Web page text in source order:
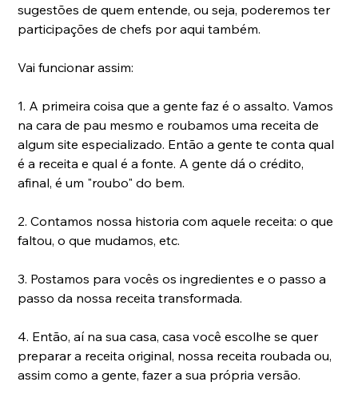
sugestões de quem entende, ou seja, poderemos ter
participações de chefs por aqui também.
Vai funcionar assim:
1. A primeira coisa que a gente faz é o assalto. Vamos
na cara de pau mesmo e roubamos uma receita de
algum site especializado. Então a gente te conta qual
é a receita e qual é a fonte. A gente dá o crédito,
afinal, é um "roubo" do bem.
2. Contamos nossa historia com aquele receita: o que
faltou, o que mudamos, etc.
3. Postamos para vocês os ingredientes e o passo a
passo da nossa receita transformada.
4. Então, aí na sua casa, casa você escolhe se quer
preparar a receita original, nossa receita roubada ou,
assim como a gente, fazer a sua própria versão.